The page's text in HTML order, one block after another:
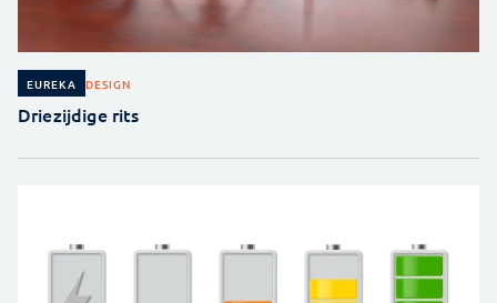
EUREKA DESIGN
Driezijdige rits